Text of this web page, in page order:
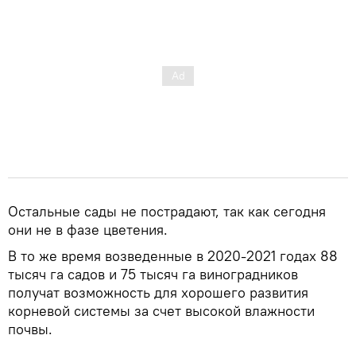
Остальные сады не пострадают, так как сегодня
они не в фазе цветения.
В то же время возведенные в 2020-2021 годах 88
тысяч га садов и 75 тысяч га виноградников
получат возможность для хорошего развития
корневой системы за счет высокой влажности
почвы.